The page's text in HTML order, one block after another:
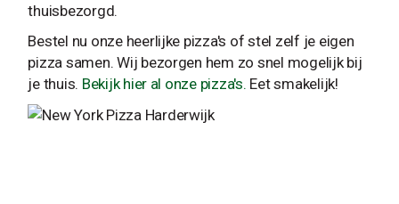
thuisbezorgd.
Bestel nu onze heerlijke pizza's of stel zelf je eigen
pizza samen. Wij bezorgen hem zo snel mogelijk bij
je thuis. Bekijk hier al onze pizza's. Eet smakelijk!